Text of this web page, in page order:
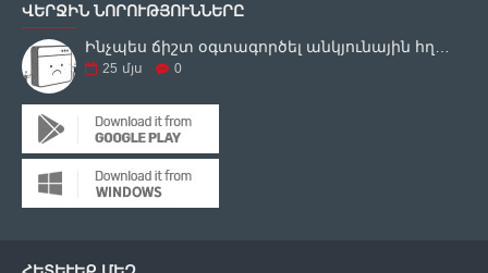
ՎԵՐՋԻՆ ՆՈՐՈՒԹՅՈՒՆՆԵՐԸ
25 մյս 0